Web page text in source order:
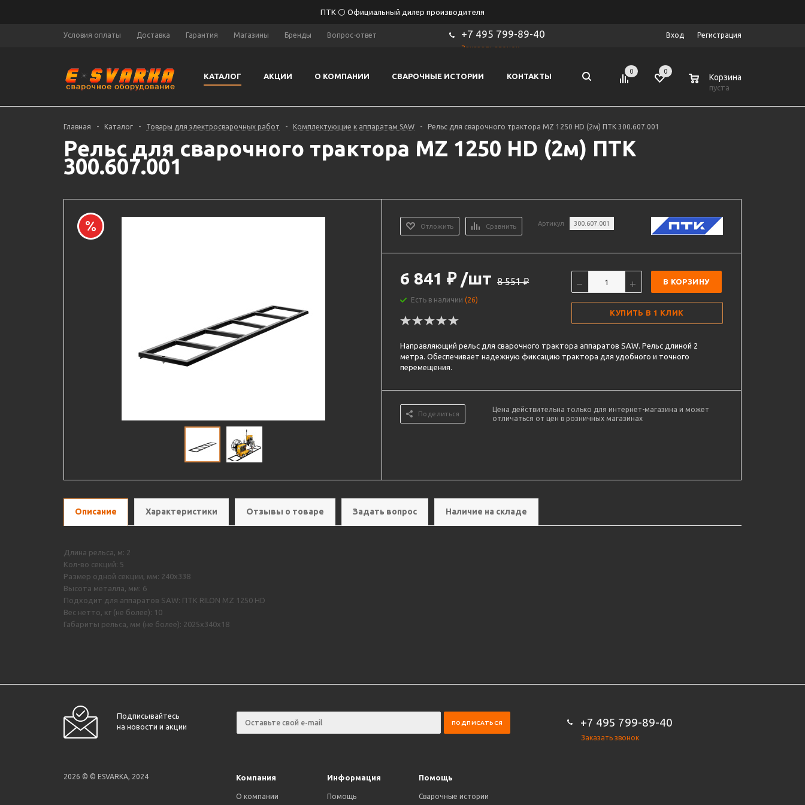
ПТК ⚪ Официальный дилер производителя
Условия оплаты Доставка Гарантия Магазины Бренды Вопрос-ответ +7 495 799-89-40
Заказать звонок
Вход Регистрация
КАТАЛОГ АКЦИИ О КОМПАНИИ СВАРОЧНЫЕ ИСТОРИИ КОНТАКТЫ
0 0
Корзина
пуста
Главная - Каталог - Товары для электросварочных работ - Комплектующие к аппаратам SAW - Рельс для сварочного трактора MZ 1250 HD (2м) ПТК 300.607.001
Рельс для сварочного трактора MZ 1250 HD (2м) ПТК
300.607.001
Отложить Сравнить Артикул 300.607.001
6 841 ₽ /шт 8 551₽
Есть в наличии(26)
В КОРЗИНУ
КУПИТЬ В 1 КЛИК
Направляющий рельс для сварочного трактора аппаратов SAW. Рельс длиной 2
метра. Обеспечивает надежную фиксацию трактора для удобного и точного
перемещения.
Поделиться
Цена действительна только для интернет-магазина и может
отличаться от цен в розничных магазинах
Описание Характеристики Отзывы о товаре Задать вопрос Наличие на складе
Длина рельса, м: 2
Кол-во секций: 5
Размер одной секции, мм: 240х338
Высота металла, мм: 6
Подходит для аппаратов SAW: ПТК RILON MZ 1250 HD
Вес нетто, кг (не более): 10
Габариты рельса, мм (не более): 2025х340х18
Подписывайтесь
на новости и акции
+7 495 799-89-40
Заказать звонок
2026 © © ESVARKA, 2024 Компания Информация Помощь
О компании
Помощь
Сварочные истории